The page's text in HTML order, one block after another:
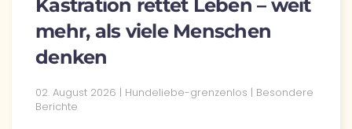
Kastration rettet Leben – weit
mehr, als viele Menschen
denken
02. August 2026 | Hundeliebe-grenzenlos | Besondere
Berichte